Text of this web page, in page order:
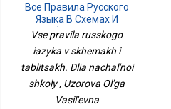
Все Правила Русского
Языка В Схемах И
Таблицах. Для
Начальной Школы
Vse pravila russkogo
iazyka v skhemakh i
tablitsakh. Dlia nachal'noi
shkoly , Uzorova Ol'ga
Vasil'evna